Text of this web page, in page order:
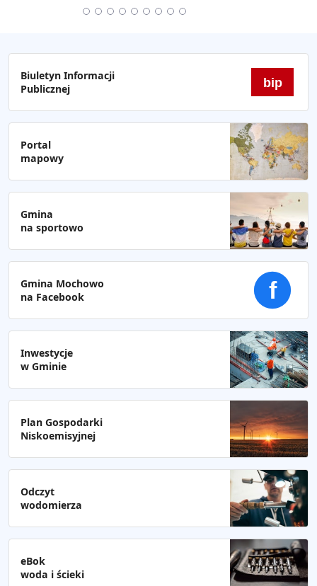
Biuletyn Informacji
Publicznej
bip
Portal
mapowy
Gmina
na sportowo
Gmina Mochowo
na Facebook
f
Inwestycje
w Gminie
Plan Gospodarki
Niskoemisyjnej
Odczyt
wodomierza
eBok
woda i ścieki